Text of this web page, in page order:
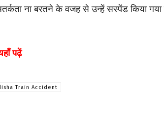
ना बरतने के वजह से उन्हें सस्पेंड किया
पढ़ें
Train Accident